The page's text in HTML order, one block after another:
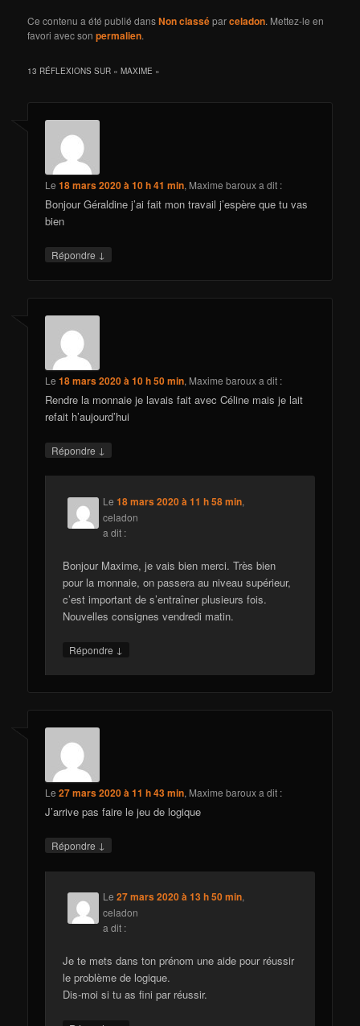
Ce contenu a été publié dansNon classéparceladon. Mettez-le en
favori avec sonpermalien.
13 RÉFLEXIONS SUR «MAXIME »
Le18 mars 2020 à 10 h 41 min, Maxime barouxa dit :
Bonjour Géraldine j’ai fait mon travail j’espère que tu vas
bien
Répondre ↓
Le18 mars 2020 à 10 h 50 min, Maxime barouxa dit :
Rendre la monnaie je lavais fait avec Céline mais je lait
refait h’aujourd’hui
Répondre ↓
Le18 mars 2020 à 11 h 58 min,
celadon
a dit :
Bonjour Maxime, je vais bien merci. Très bien
pour la monnaie, on passera au niveau supérieur,
c’est important de s’entraîner plusieurs fois.
Nouvelles consignes vendredi matin.
Répondre ↓
Le27 mars 2020 à 11 h 43 min, Maxime barouxa dit :
J’arrive pas faire le jeu de logique
Répondre ↓
Le27 mars 2020 à 13 h 50 min,
celadon
a dit :
Je te mets dans ton prénom une aide pour réussir
le problème de logique.
Dis-moi si tu as fini par réussir.